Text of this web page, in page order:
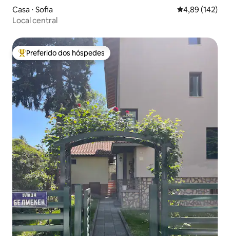
Casa ⋅ Sofia 4,89 de uma
4,89 (142)
Local central
Entre os melhores preferidos dos hóspedes
Preferido dos hóspedes